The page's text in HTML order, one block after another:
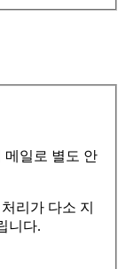
메일로 별도 안
리가 다소 지
니다.